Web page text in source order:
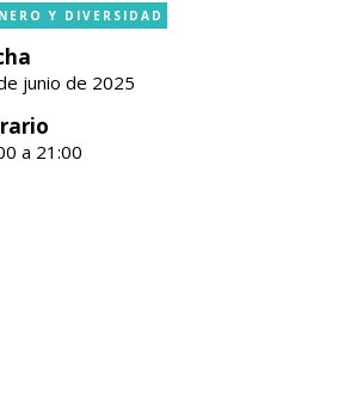
Y DIVERSIDAD
junio de 2025
a 21:00